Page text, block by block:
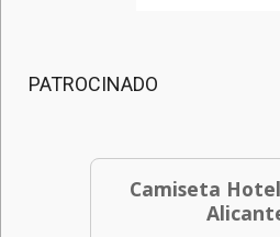
PATROCINADO
Camiseta